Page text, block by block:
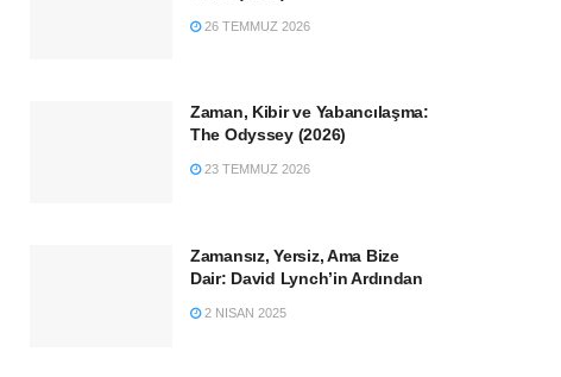
26 TEMMUZ 2026
Zaman, Kibir ve Yabancılaşma:
The Odyssey (2026)
23 TEMMUZ 2026
Zamansız, Yersiz, Ama Bize
Dair: David Lynch’in Ardından
2 NISAN 2025